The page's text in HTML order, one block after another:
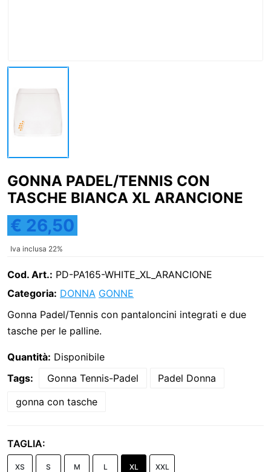
GONNA PADEL/TENNIS CON
TASCHE BIANCA XL ARANCIONE
€ 26,50
Iva inclusa 22%
Cod. Art.: PD-PA165-WHITE_XL_ARANCIONE
Categoria: DONNA GONNE
Gonna Padel/Tennis con pantaloncini integrati e due
tasche per le palline.
Quantità: Disponibile
Tags:
Gonna Tennis-Padel
Padel Donna
gonna con tasche
TAGLIA:
XS S M L XL XXL